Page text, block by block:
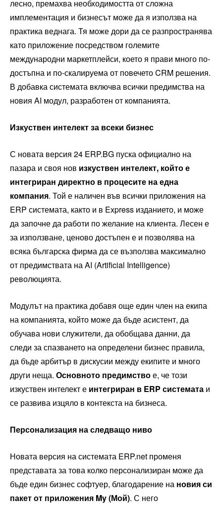
лесно, премахва необходимостта от сложна
имплементация и бизнесът може да я използва на
практика веднага. Тя може дори да се разпространява
като приложение посредством големите
международни маркетплейси, което я прави много по-
достъпна и по-скалируема от повечето CRM решения.
В добавка системата включва всички предимства на
новия AI модул, разработен от компанията.
Изкуствен интелект за всеки бизнес
С новата версия 24 ERP.BG пуска официално на
пазара и своя нов изкуствен интелект, който е
интегриран директно в процесите на една
компания. Той е наличен във всички приложения на
ERP системата, както и в Express изданието, и може
да започне да работи по желание на клиента. Лесен е
за използване, ценово достъпен е и позволява на
всяка българска фирма да се възползва максимално
от предимствата на AI (Artificial Intelligence)
революцията.
Модулът на практика добавя още един член на екипа
на компанията, който може да бъде асистент, да
обучава нови служители, да обобщава данни, да
следи за спазването на определени бизнес правила,
да бъде арбитър в дискусии между екипите и много
други неща. Основното предимствое, че този
изкуствен интелект е интегриран в ERP системата и
се развива изцяло в контекста на бизнеса.
Персонализация на следващо ниво
Новата версия на системата ERP.net променя
представата за това колко персонализиран може да
бъде един бизнес софтуер, благодарение на новия си
пакет от приложения My(Мой). С него